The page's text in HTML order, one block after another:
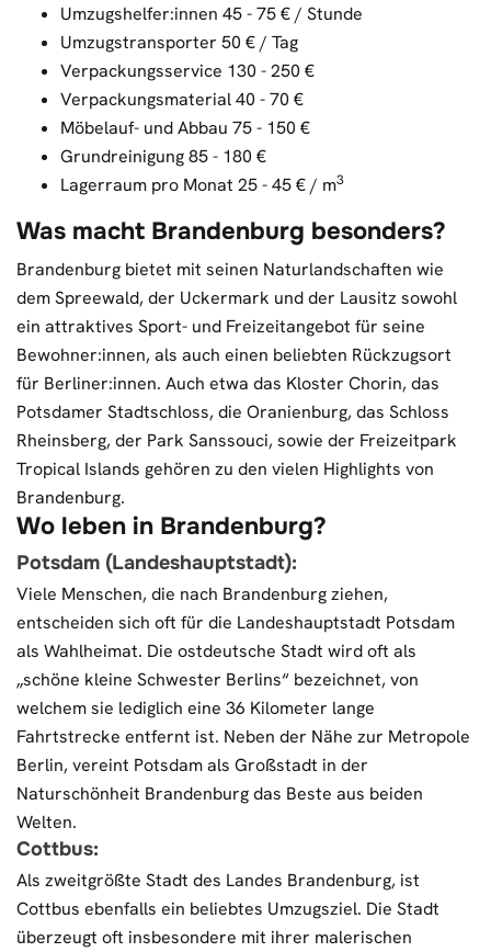
Umzugshelfer:innen 45 - 75 € / Stunde
Umzugstransporter 50 € / Tag
Verpackungsservice 130 - 250 €
Verpackungsmaterial 40 - 70 €
Möbelauf- und Abbau 75 - 150 €
Grundreinigung 85 - 180 €
Lagerraum pro Monat 25 - 45 € / m3
Was macht Brandenburg besonders?
Brandenburg bietet mit seinen Naturlandschaften wie
dem Spreewald, der Uckermark und der Lausitz sowohl
ein attraktives Sport- und Freizeitangebot für seine
Bewohner:innen, als auch einen beliebten Rückzugsort
für Berliner:innen. Auch etwa das Kloster Chorin, das
Potsdamer Stadtschloss, die Oranienburg, das Schloss
Rheinsberg, der Park Sanssouci, sowie der Freizeitpark
Tropical Islands gehören zu den vielen Highlights von
Brandenburg.
Wo leben in Brandenburg?
Potsdam (Landeshauptstadt):
Viele Menschen, die nach Brandenburg ziehen,
entscheiden sich oft für die Landeshauptstadt Potsdam
als Wahlheimat. Die ostdeutsche Stadt wird oft als
„schöne kleine Schwester Berlins“ bezeichnet, von
welchem sie lediglich eine 36 Kilometer lange
Fahrtstrecke entfernt ist. Neben der Nähe zur Metropole
Berlin, vereint Potsdam als Großstadt in der
Naturschönheit Brandenburg das Beste aus beiden
Welten.
Cottbus:
Als zweitgrößte Stadt des Landes Brandenburg, ist
Cottbus ebenfalls ein beliebtes Umzugsziel. Die Stadt
überzeugt oft insbesondere mit ihrer malerischen